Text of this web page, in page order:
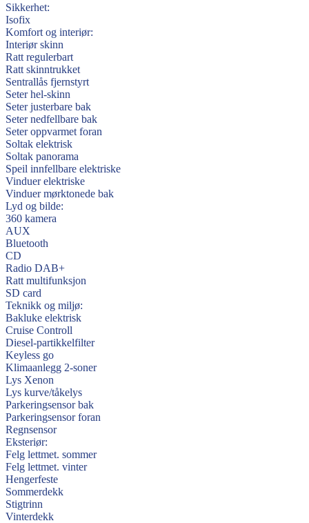
Sikkerhet:
Isofix
Komfort og interiør:
Interiør skinn
Ratt regulerbart
Ratt skinntrukket
Sentrallås fjernstyrt
Seter hel-skinn
Seter justerbare bak
Seter nedfellbare bak
Seter oppvarmet foran
Soltak elektrisk
Soltak panorama
Speil innfellbare elektriske
Vinduer elektriske
Vinduer mørktonede bak
Lyd og bilde:
360 kamera
AUX
Bluetooth
CD
Radio DAB+
Ratt multifunksjon
SD card
Teknikk og miljø:
Bakluke elektrisk
Cruise Controll
Diesel-partikkelfilter
Keyless go
Klimaanlegg 2-soner
Lys Xenon
Lys kurve/tåkelys
Parkeringsensor bak
Parkeringsensor foran
Regnsensor
Eksteriør:
Felg lettmet. sommer
Felg lettmet. vinter
Hengerfeste
Sommerdekk
Stigtrinn
Vinterdekk